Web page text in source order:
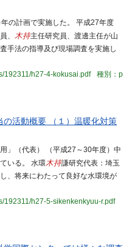
の計画で実施した。 平成27年度
、 木持主任研究員、渡邊主任が山
手法の指導及び現場調査を実施し
192311/h27-4-kokusai.pdf
種別：p
活動概要 （１）温暖化対策
」（代表） （平成27～30年度）中
いる。 水環木持謙研究代表：埼玉
、将来にわたって良好な水環境が
192311/h27-5-sikenkenkyuu-r.pdf